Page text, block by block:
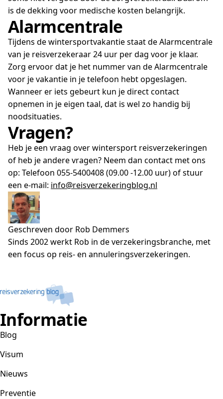
is de dekking voor medische kosten belangrijk.
Alarmcentrale
Tijdens de wintersportvakantie staat de Alarmcentrale
van je reisverzekeraar 24 uur per dag voor je klaar.
Zorg ervoor dat je het nummer van de Alarmcentrale
voor je vakantie in je telefoon hebt opgeslagen.
Wanneer er iets gebeurt kun je direct contact
opnemen in je eigen taal, dat is wel zo handig bij
noodsituaties.
Vragen?
Heb je een vraag over wintersport reisverzekeringen
of heb je andere vragen? Neem dan contact met ons
op: Telefoon 055-5400408 (09.00 -12.00 uur) of stuur
een e-mail: info@reisverzekeringblog.nl
Geschreven door Rob Demmers
Sinds 2002 werkt Rob in de verzekeringsbranche, met
een focus op reis- en annuleringsverzekeringen.
Informatie
Blog
Visum
Nieuws
Preventie